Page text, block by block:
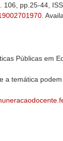
106, pp.25-44,
.
Públicas em
a temática